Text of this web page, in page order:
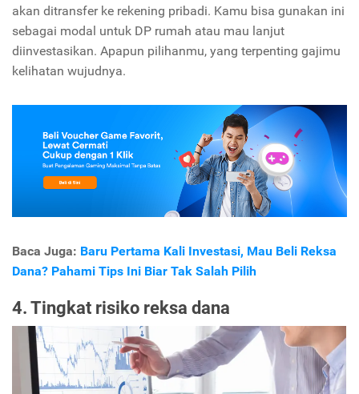
akan ditransfer ke rekening pribadi. Kamu bisa gunakan ini
sebagai modal untuk DP rumah atau mau lanjut
diinvestasikan. Apapun pilihanmu, yang terpenting gajimu
kelihatan wujudnya.
Baca Juga: Baru Pertama Kali Investasi, Mau Beli Reksa
Dana? Pahami Tips Ini Biar Tak Salah Pilih
4. Tingkat risiko reksa dana